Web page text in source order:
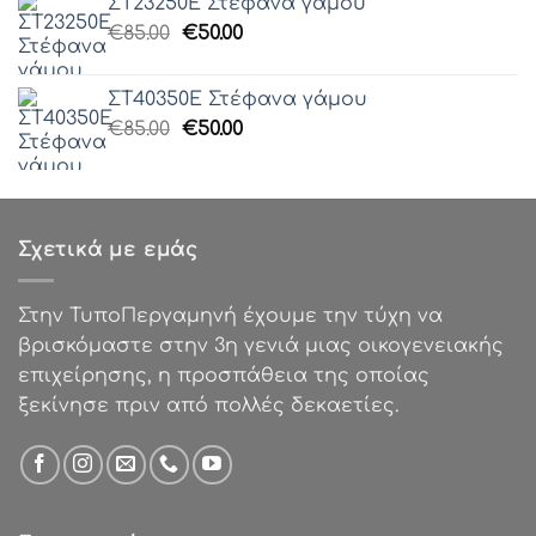
€51.25.είναι:
€40.99.
€85.00 Original
€85.00.
€50.00Η
είναι:
€50.00.
ΣΤ40350Ε Στέφανα γάμου
€85.00 Original
€85.00.
€50.00Η
είναι:
Σχετικά με εμάς
Στην ΤυποΠεργαμηνή έχουμε την τύχη να
βρισκόμαστε στην 3η γενιά μιας οικογενειακής
επιχείρησης, η προσπάθεια της οποίας
ξεκίνησε πριν από πολλές δεκαετίες.